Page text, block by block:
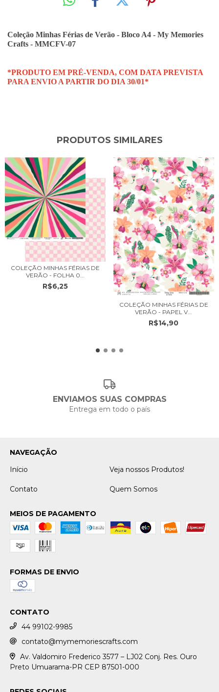
Coleção Minhas Férias de Verão - Bloco A4 - My Memories
Crafts - MMCFV-07
*PRODUTO EM PRÉ-VENDA, COM DATA PREVISTA
PARA ENVIO A PARTIR DO DIA 30/01*
PRODUTOS SIMILARES
COLEÇÃO MINHAS FÉRIAS DE
VERÃO - FOLHA 0...
R$6,25
COLEÇÃO MINHAS FÉRIAS DE
VERÃO - PAPEL V...
R$14,90
ENVIAMOS SUAS COMPRAS
Entrega em todo o país
NAVEGAÇÃO
Início
Veja nossos Produtos!
Contato Quem Somos
MEIOS DE PAGAMENTO
FORMAS DE ENVIO
CONTATO
44 99102-9985
contato@mymemoriescrafts.com
Av. Valdomiro Frederico 3577 – LJ02 Conj. Res. Ouro
Preto Umuarama-PR CEP 87501-000